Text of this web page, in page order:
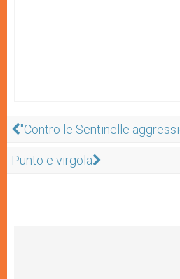
"Contro le Sentinelle
Punto e virgola